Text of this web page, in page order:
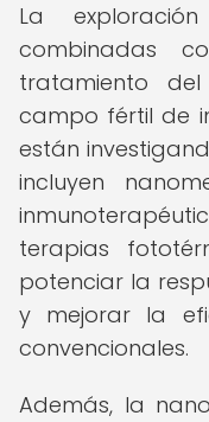
La
combinadas
tratamiento
campo fértil de
están
incluyen
terapias
potenciar la
y mejorar la
convencionales.
Además, la